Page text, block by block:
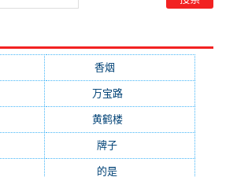
香烟
万宝路(331)
黄鹤楼(315)
牌子
的是